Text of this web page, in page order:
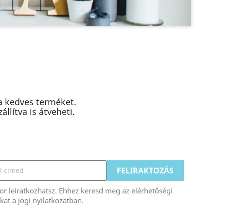
kedves terméket.
is átveheti.
leiratkozhatsz. Ehhez keresd meg az elérhetőségi
a jogi nyilatkozatban.